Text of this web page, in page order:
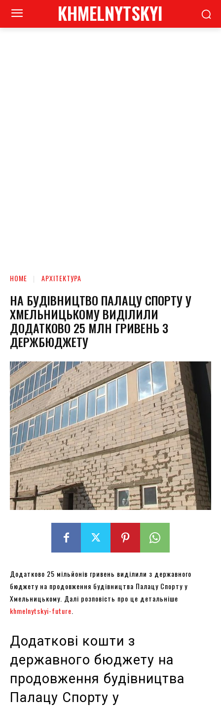
KHMELNYTSKYI
HOME АРХІТЕКТУРА
НА БУДІВНИЦТВО ПАЛАЦУ СПОРТУ У
ХМЕЛЬНИЦЬКОМУ ВИДІЛИЛИ
ДОДАТКОВО 25 МЛН ГРИВЕНЬ З
ДЕРЖБЮДЖЕТУ
Додатково 25 мільйонів гривень виділили з державного
бюджету на продовження будівництва Палацу Спорту у
Хмельницькому. Далі розповість про це детальніше
khmelnytskyi-future
Додаткові кошти з
державного бюджету на
продовження будівництва
Палацу Спорту у